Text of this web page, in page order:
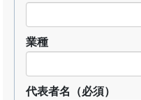
業種
代表者名 （必須）